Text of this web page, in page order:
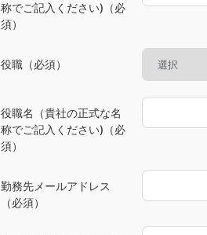
称でご記入ください)（必
須）
役職（必須）
役職名（貴社の正式な名
称でご記入ください)（必
須）
勤務先メールアドレス
（必須）